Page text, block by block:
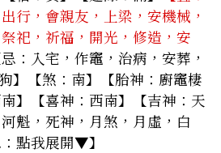
行，會親友，上梁，安機械，
祀，祈福，開光，修造，安
忌：入宅，作竈，治病，安葬，
】【煞：南】【胎神：廚竈棲
】【喜神：西南】【吉神：天
魁，死神，月煞，月虛，白
點我展開▼】